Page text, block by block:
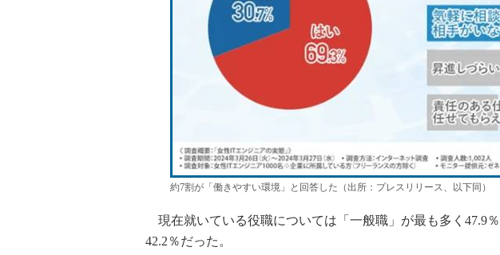
約7割が「働きやすい環境」と回答した（出所：プレスリリース、以下同）
現在就いている役職については「一般職」が最も多く47.9
42.2％だった。